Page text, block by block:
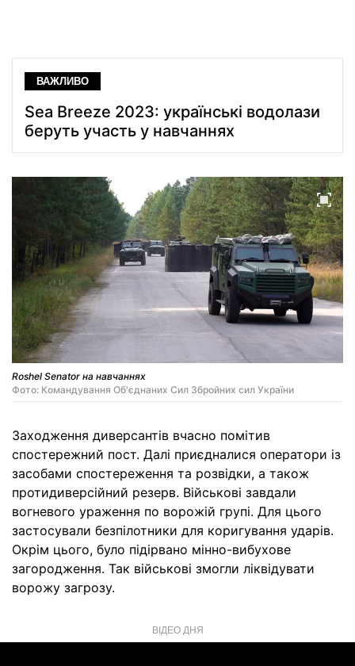
ВАЖЛИВО
Sea Breeze 2023: українські водолази
беруть участь у навчаннях
Roshel Senator на навчаннях
Фото: Командування Об'єднаних Сил Збройних сил України
Заходження диверсантів вчасно помітив
спостережний пост. Далі приєдналися оператори із
засобами спостереження та розвідки, а також
протидиверсійний резерв. Військові завдали
вогневого ураження по ворожій групі. Для цього
застосували безпілотники для коригування ударів.
Окрім цього, було підірвано мінно-вибухове
загородження. Так військові змогли ліквідувати
ворожу загрозу.
ВІДЕО ДНЯ